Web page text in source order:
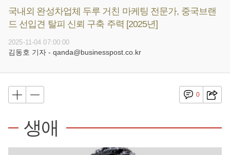
국내외 완성차업체 두루 거친 마케팅 전문가, 중국브랜
드 선입견 탈피 신뢰 구축 주력 [2025년]
2025-11-04 07:00:00
김동호 기자 - qanda@businesspost.co.kr
0
생애